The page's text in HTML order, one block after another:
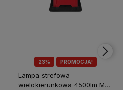
23% PROMOCJA!
Lampa strefowa
wielokierunkowa 4500lm M18